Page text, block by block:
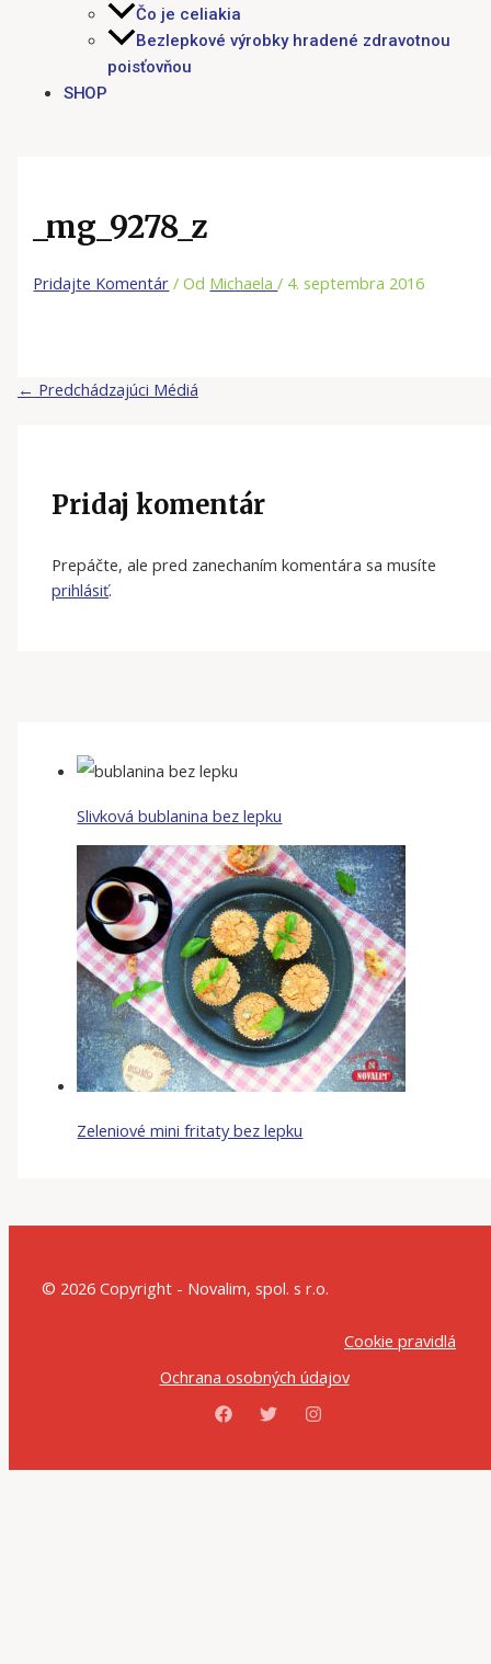
Čo je celiakia
Bezlepkové výrobky hradené zdravotnou
poisťovňou
SHOP
_mg_9278_z
Pridajte Komentár / Od Michaela/ 4. septembra 2016
← Predchádzajúci Médiá
Pridaj komentár
Prepáčte, ale pred zanechaním komentára sa musíte
prihlásiť.
Slivková bublanina bez lepku
Zeleniové mini fritaty bez lepku
© 2026 Copyright - Novalim, spol. s r.o.
Cookie pravidlá
Ochrana osobných údajov